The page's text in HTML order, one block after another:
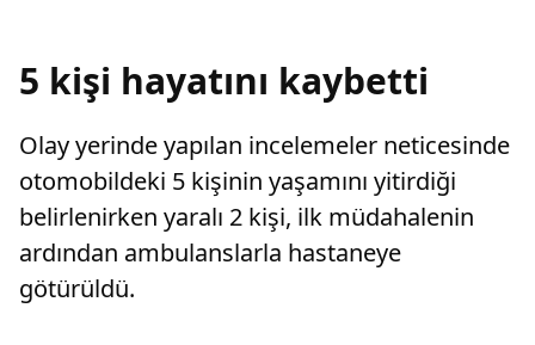
5 kişi hayatını kaybetti
Olay yerinde yapılan incelemeler neticesinde
otomobildeki 5 kişinin yaşamını yitirdiği
belirlenirken yaralı 2 kişi, ilk müdahalenin
ardından ambulanslarla hastaneye
götürüldü.